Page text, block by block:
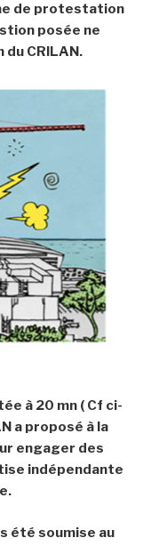
de protestation
posée ne
CRILAN.
à 20 mn ( Cf ci-
a proposé à la
engager des
indépendante
été soumise au